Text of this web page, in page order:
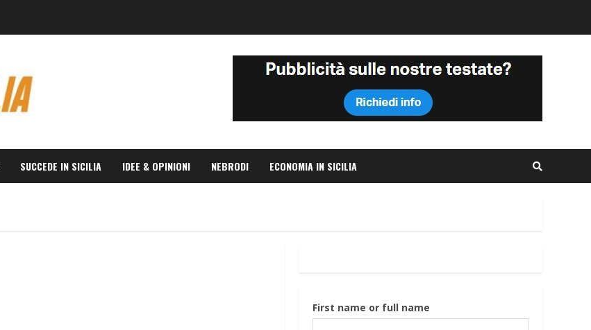
SUCCEDE IN SICILIA IDEE & OPINIONI NEBRODI ECONOMIA IN SICILIA
First name or full name